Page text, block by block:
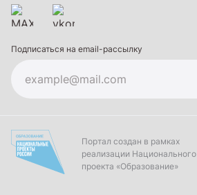
Подписаться на email-рассылку
Портал создан в рамках
реализации Национального
проекта «Образование»